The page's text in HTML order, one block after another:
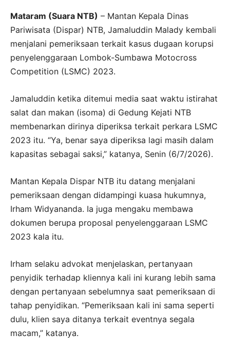
Mataram (Suara NTB) – Mantan Kepala Dinas
Pariwisata (Dispar) NTB, Jamaluddin Malady kembali
menjalani pemeriksaan terkait kasus dugaan korupsi
penyelenggaraan Lombok-Sumbawa Motocross
Competition (LSMC) 2023.
Jamaluddin ketika ditemui media saat waktu istirahat
salat dan makan (isoma) di Gedung Kejati NTB
membenarkan dirinya diperiksa terkait perkara LSMC
2023 itu. “Ya, benar saya diperiksa lagi masih dalam
kapasitas sebagai saksi,” katanya, Senin (6/7/2026).
Mantan Kepala Dispar NTB itu datang menjalani
pemeriksaan dengan didampingi kuasa hukumnya,
Irham Widyananda. Ia juga mengaku membawa
dokumen berupa proposal penyelenggaraan LSMC
2023 kala itu.
Irham selaku advokat menjelaskan, pertanyaan
penyidik terhadap kliennya kali ini kurang lebih sama
dengan pertanyaan sebelumnya saat pemeriksaan di
tahap penyidikan. “Pemeriksaan kali ini sama seperti
dulu, klien saya ditanya terkait eventnya segala
macam,” katanya.